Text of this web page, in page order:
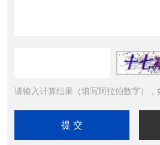
请输入计算结果（填写阿拉伯数字），